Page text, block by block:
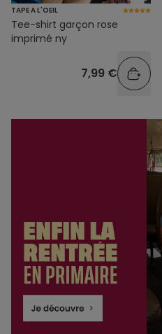
TAPE A L'OEIL
Tee-shirt garçon rose
imprimé ny
7,99 €